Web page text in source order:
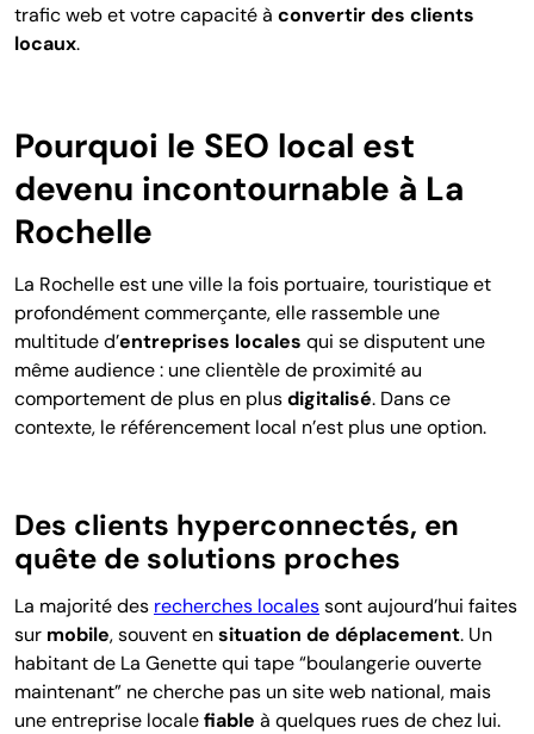
trafic web et votre capacité à convertir des clients
locaux.
Pourquoi le SEO local est
devenu incontournable à La
Rochelle
La Rochelle est une ville la fois portuaire, touristique et
profondément commerçante, elle rassemble une
multitude d’entreprises locales qui se disputent une
même audience : une clientèle de proximité au
comportement de plus en plusdigitalisé. Dans ce
contexte, le référencement local n’est plus une option.
Des clients hyperconnectés, en
quête de solutions proches
La majorité des recherches localessont aujourd’hui faites
sur mobile, souvent ensituation de déplacement. Un
habitant de La Genette qui tape “boulangerie ouverte
maintenant” ne cherche pas un site web national, mais
une entreprise localefiable à quelques rues de chez lui.